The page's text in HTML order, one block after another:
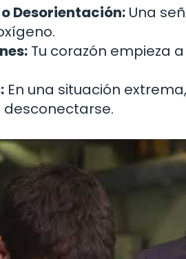
Desorientación: Una
Tu corazón empieza
En una situación
desconectarse.